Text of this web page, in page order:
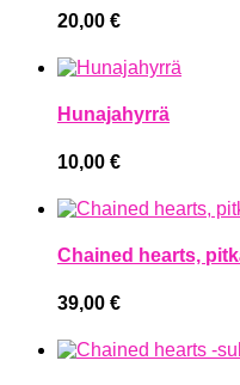
20,00 €
Hunajahyrrä
10,00 €
Chained hearts,
39,00 €